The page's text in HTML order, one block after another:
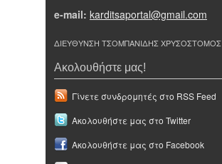
e-mail: karditsaportal@gmail.com
ΔΙΕΥΘΥΝΣΗ ΤΣΟΜΠΑΝΙΔΗΣ ΧΡΥΣΟΣΤΟΜΟΣ
Ακολουθήστε μας!
Γίνετε συνδρομητές στο RSS Feed
Ακολουθήστε μας στο Twitter
Ακολουθήστε μας στο Facebook